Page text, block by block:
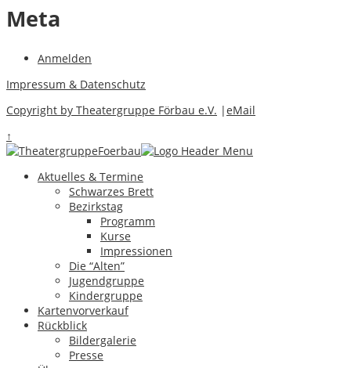
Meta
Anmelden
Impressum & Datenschutz
Copyright by Theatergruppe Förbau e.V. |eMail
↑
Aktuelles & Termine
Schwarzes Brett
Bezirkstag
Programm
Kurse
Impressionen
Die “Alten”
Jugendgruppe
Kindergruppe
Kartenvorverkauf
Rückblick
Bildergalerie
Presse